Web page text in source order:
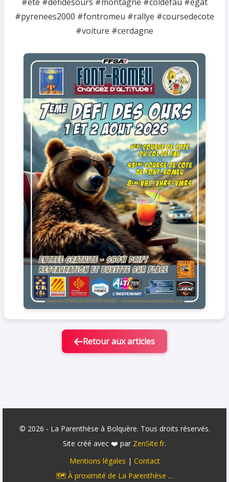
#pyrenees2000 #fontromeu #rallye #coursedecote
#voiture #cerdagne
Retour aux articles
© 2026 - La Parenthèse à Bolquère. Tous droits réservés.
Site créé avec ❤️ par ZenSite.fr.
Mentions légales | Contact
🗺️ À proximité de La Parenthèse ...